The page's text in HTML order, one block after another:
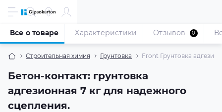
Строительная химия Грунтовка Front Грунтовка
Бетон-контакт: грунтовка
адгезионная 7 кг для надежного
сцепления.
Все о товаре Характеристики Отзывов 0